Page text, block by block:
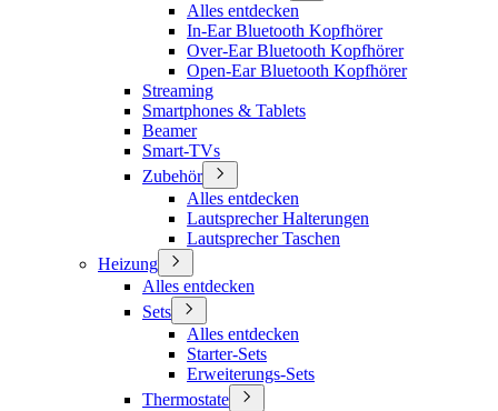
Alles entdecken
In-Ear Bluetooth Kopfhörer
Over-Ear Bluetooth Kopfhörer
Open-Ear Bluetooth Kopfhörer
Streaming
Smartphones & Tablets
Beamer
Smart-TVs
Zubehör
Alles entdecken
Lautsprecher Halterungen
Lautsprecher Taschen
Heizung
Alles entdecken
Sets
Alles entdecken
Starter-Sets
Erweiterungs-Sets
Thermostate